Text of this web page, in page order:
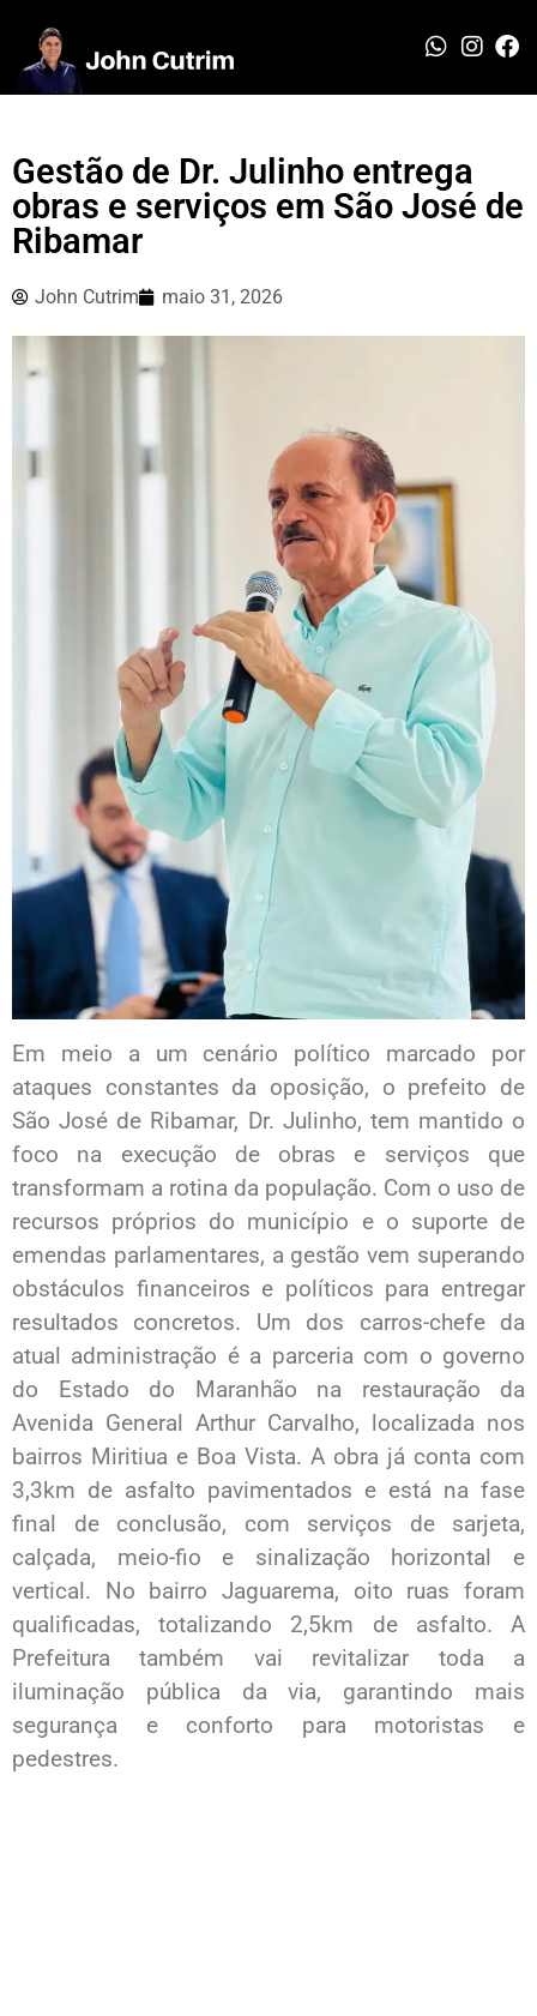
Gestão de Dr. Julinho entrega
obras e serviços em São José de
Ribamar
John Cutrim maio 31, 2026
Em meio a um cenário político marcado por
ataques constantes da oposição, o prefeito de
São José de Ribamar, Dr. Julinho, tem mantido o
foco na execução de obras e serviços que
transformam a rotina da população. Com o uso de
recursos próprios do município e o suporte de
emendas parlamentares, a gestão vem superando
obstáculos financeiros e políticos para entregar
resultados concretos. Um dos carros-chefe da
atual administração é a parceria com o governo
do Estado do Maranhão na restauração da
Avenida General Arthur Carvalho, localizada nos
bairros Miritiua e Boa Vista. A obra já conta com
3,3km de asfalto pavimentados e está na fase
final de conclusão, com serviços de sarjeta,
calçada, meio-fio e sinalização horizontal e
vertical. No bairro Jaguarema, oito ruas foram
qualificadas, totalizando 2,5km de asfalto. A
Prefeitura também vai revitalizar toda a
iluminação pública da via, garantindo mais
segurança e conforto para motoristas e
pedestres.